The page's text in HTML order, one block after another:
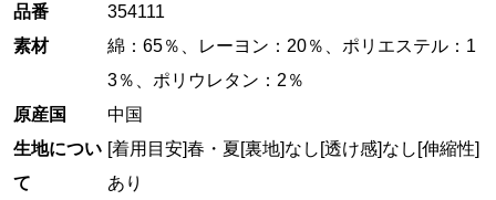
品番
354111
素材
綿：65％、レーヨン：20％、ポリエステル：1
3％、ポリウレタン：2％
原産国
中国
生地につい
て
[着用目安]春・夏[裏地]なし [透け感]なし [伸縮性]
あり